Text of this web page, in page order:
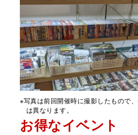
※写真は前回開催時に撮影したもので
は異なります。
お得なイベント